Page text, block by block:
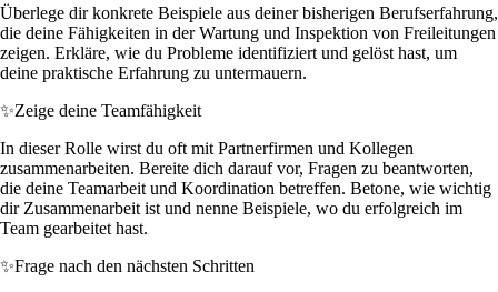
Überlege dir konkrete Beispiele aus deiner bisherigen Berufserfahrung,
die deine Fähigkeiten in der Wartung und Inspektion von Freileitungen
zeigen. Erkläre, wie du Probleme identifiziert und gelöst hast, um
deine praktische Erfahrung zu untermauern.
✨Zeige deine Teamfähigkeit
In dieser Rolle wirst du oft mit Partnerfirmen und Kollegen
zusammenarbeiten. Bereite dich darauf vor, Fragen zu beantworten,
die deine Teamarbeit und Koordination betreffen. Betone, wie wichtig
dir Zusammenarbeit ist und nenne Beispiele, wo du erfolgreich im
Team gearbeitet hast.
✨Frage nach den nächsten Schritten